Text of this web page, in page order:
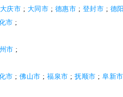
大庆市 ; 大同市 ; 德惠市 ; 登封市 ; 德
市 ;
市 ;
市 ; 佛山市 ; 福泉市 ; 抚顺市 ; 阜新市